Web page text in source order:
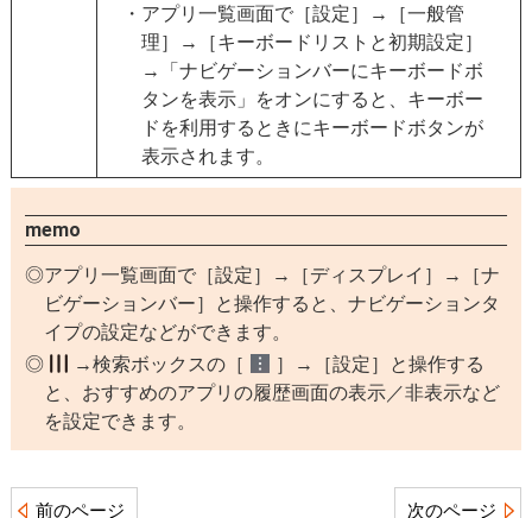
アプリ一覧画面で［設定］→［一般管
理］→［キーボードリストと初期設定］
→「ナビゲーションバーにキーボードボ
タンを表示」をオンにすると、キーボー
ドを利用するときにキーボードボタンが
表示されます。
memo
アプリ一覧画面で［設定］→［ディスプレイ］→［ナ
ビゲーションバー］と操作すると、ナビゲーションタ
イプの設定などができます。
→検索ボックスの［
］→［設定］と操作する
と、おすすめのアプリの履歴画面の表示／非表示など
を設定できます。
前のページ 次のページ